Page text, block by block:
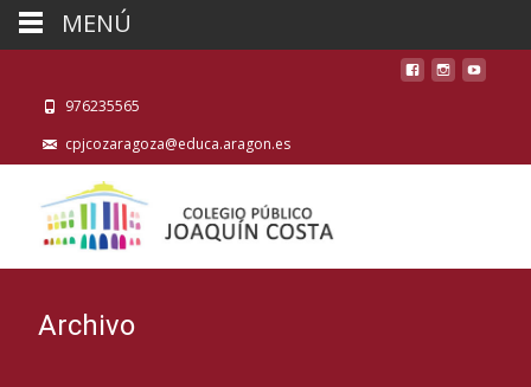
976235565
cpjcozaragoza@educa.aragon.es
Archivo
MENÚ